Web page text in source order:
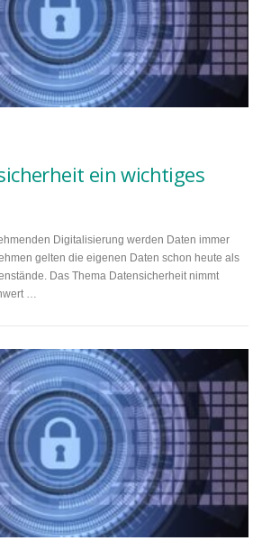
ein wichtiges
Digitalisierung werden Daten immer
gelten die eigenen Daten schon heute als
Das Thema Datensicherheit nimmt
…